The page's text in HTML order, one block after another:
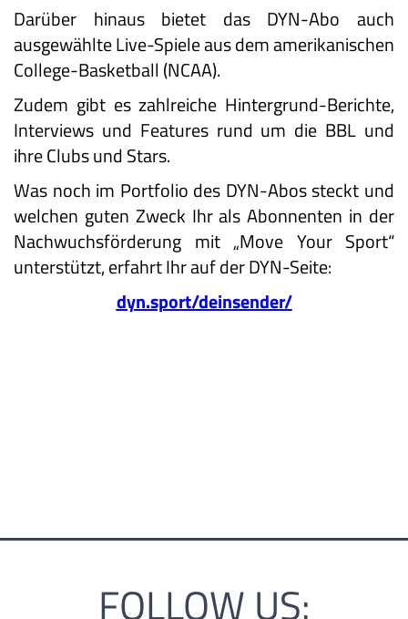
Darüber hinaus bietet das DYN-Abo auch
ausgewählte Live-Spiele aus dem amerikanischen
College-Basketball (NCAA).
Zudem gibt es zahlreiche Hintergrund-Berichte,
Interviews und Features rund um die BBL und
ihre Clubs und Stars.
Was noch im Portfolio des DYN-Abos steckt und
welchen guten Zweck Ihr als Abonnenten in der
Nachwuchsförderung mit „Move Your Sport“
unterstützt, erfahrt Ihr auf der DYN-Seite:
dyn.sport/deinsender/
FOLLOW US: